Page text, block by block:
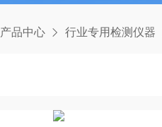
产品中心 行业专用检测仪器